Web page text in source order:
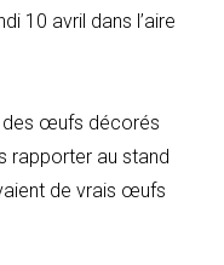
10 avril dans l’aire
des œufs décorés
rapporter au stand
de vrais œufs